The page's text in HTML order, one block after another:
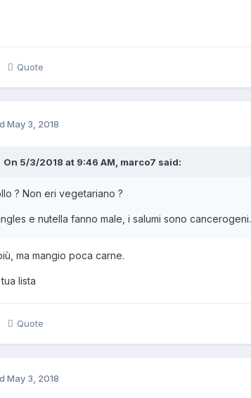
Quote
May 3, 2018
On 5/3/2018 at 9:46 AM, marco7 said:
? Non eri vegetariano ?
e nutella fanno male, i salumi sono cancerogeni.
ma mangio poca carne.
lista
Quote
May 3, 2018